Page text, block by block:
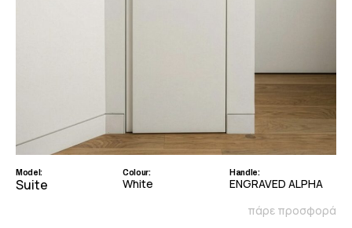
Model:
Suite
Colour:
White
Handle:
ENGRAVED ALPHA
πάρε προσφορά